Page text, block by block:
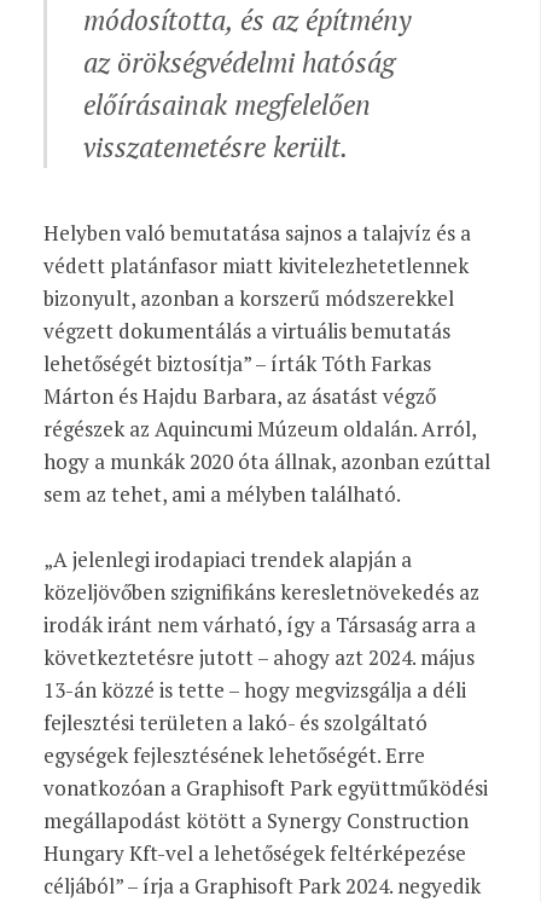
módosította, és az építmény
az örökségvédelmi hatóság
előírásainak megfelelően
visszatemetésre került.
Helyben való bemutatása sajnos a talajvíz és a
védett platánfasor miatt kivitelezhetetlennek
bizonyult, azonban a korszerű módszerekkel
végzett dokumentálás a virtuális bemutatás
lehetőségét biztosítja” – írták Tóth Farkas
Márton és Hajdu Barbara, az ásatást végző
régészek az Aquincumi Múzeum oldalán. Arról,
hogy a munkák 2020 óta állnak, azonban ezúttal
sem az tehet, ami a mélyben található.
„A jelenlegi irodapiaci trendek alapján a
közeljövőben szignifikáns keresletnövekedés az
irodák iránt nem várható, így a Társaság arra a
következtetésre jutott – ahogy azt 2024. május
13-án közzé is tette – hogy megvizsgálja a déli
fejlesztési területen a lakó- és szolgáltató
egységek fejlesztésének lehetőségét. Erre
vonatkozóan a Graphisoft Park együttműködési
megállapodást kötött a Synergy Construction
Hungary Kft-vel a lehetőségek feltérképezése
céljából” – írja a Graphisoft Park 2024. negyedik